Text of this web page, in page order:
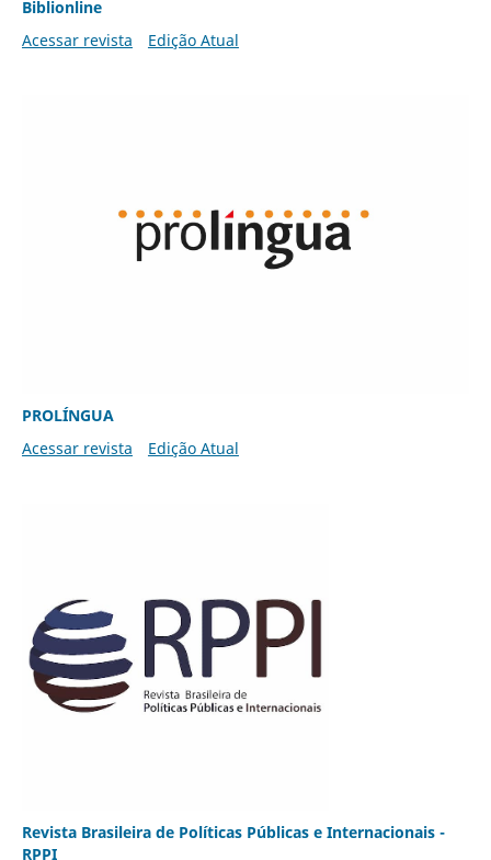
Biblionline
Acessar revista
Edição Atual
PROLÍNGUA
Acessar revista
Edição Atual
Revista Brasileira de Políticas Públicas e Internacionais -
RPPI